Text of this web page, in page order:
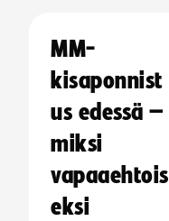
MM-
kisaponnist
us edessä –
miksi
vapaaehtois
eksi